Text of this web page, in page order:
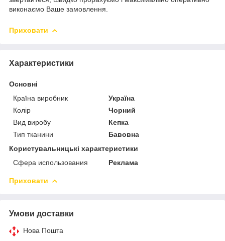
виконаємо Ваше замовлення.
Приховати
Характеристики
Основні
Країна виробник
Україна
Колір
Чорний
Вид виробу
Кепка
Тип тканини
Бавовна
Користувальницькі характеристики
Сфера использования
Реклама
Приховати
Умови доставки
Нова Пошта